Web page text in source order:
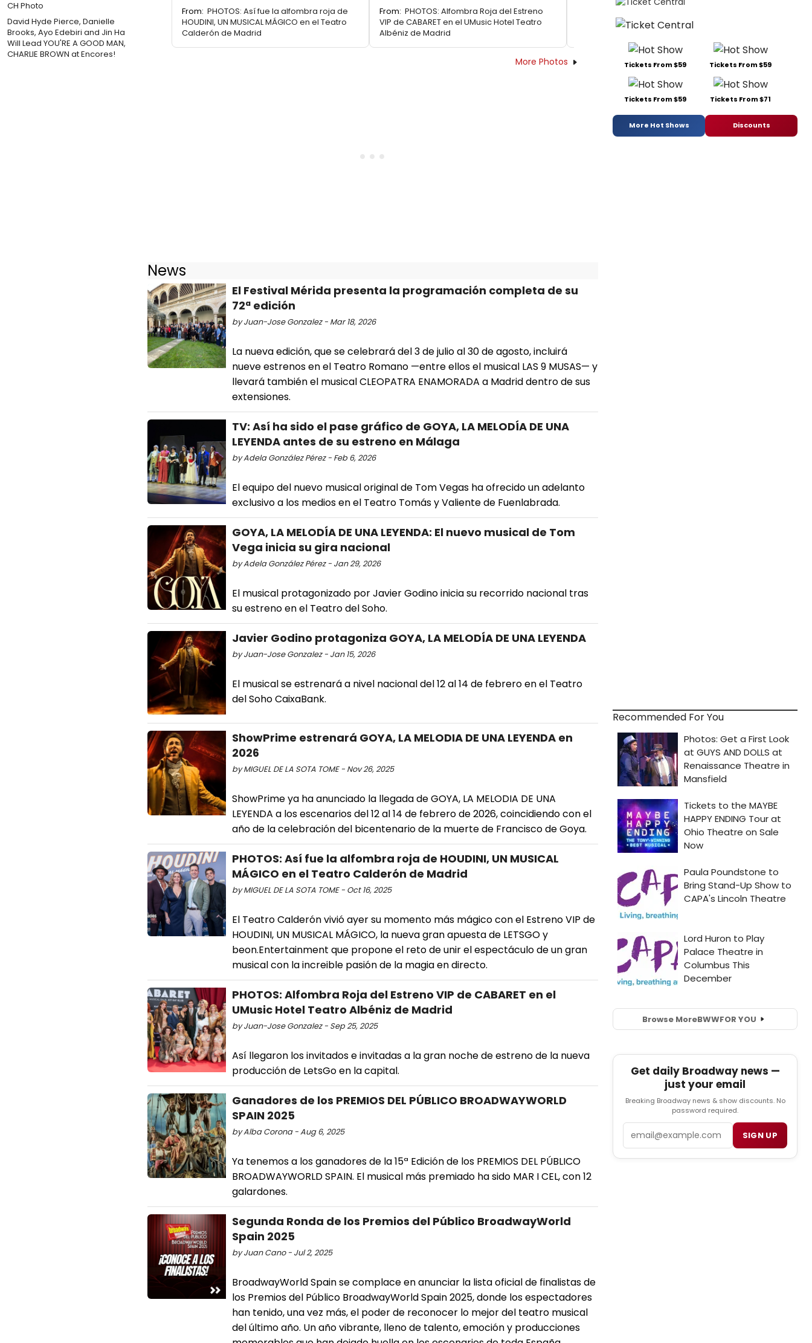
David Hyde Pierce, Danielle
Brooks, Ayo Edebiri and Jin Ha
Will Lead YOU'RE A GOOD MAN,
CHARLIE BROWN at Encores!
From: PHOTOS: Así fue la alfombra roja de
HOUDINI, UN MUSICAL MÁGICO en el Teatro
Calderón de Madrid
From: PHOTOS: Alfombra Roja del Estreno
VIP de CABARET en el UMusic Hotel Teatro
Albéniz de Madrid
More Photos
News
El Festival Mérida presenta la programación completa de su
72ª edición
by Juan-Jose Gonzalez - Mar 18, 2026
La nueva edición, que se celebrará del 3 de julio al 30 de agosto, incluirá
nueve estrenos en el Teatro Romano —entre ellos el musical LAS 9 MUSAS— y
llevará también el musical CLEOPATRA ENAMORADA a Madrid dentro de sus
extensiones.
TV: Así ha sido el pase gráfico de GOYA, LA MELODÍA DE UNA
LEYENDA antes de su estreno en Málaga
by Adela González Pérez - Feb 6, 2026
El equipo del nuevo musical original de Tom Vegas ha ofrecido un adelanto
exclusivo a los medios en el Teatro Tomás y Valiente de Fuenlabrada.
GOYA, LA MELODÍA DE UNA LEYENDA: El nuevo musical de Tom
Vega inicia su gira nacional
by Adela González Pérez - Jan 29, 2026
El musical protagonizado por Javier Godino inicia su recorrido nacional tras
su estreno en el Teatro del Soho.
Javier Godino protagoniza GOYA, LA MELODÍA DE UNA LEYENDA
by Juan-Jose Gonzalez - Jan 15, 2026
El musical se estrenará a nivel nacional del 12 al 14 de febrero en el Teatro
del Soho CaixaBank.
ShowPrime estrenará GOYA, LA MELODIA DE UNA LEYENDA en
2026
by MIGUEL DE LA SOTA TOME - Nov 26, 2025
ShowPrime ya ha anunciado la llegada de GOYA, LA MELODIA DE UNA
LEYENDA a los escenarios del 12 al 14 de febrero de 2026, coincidiendo con el
año de la celebración del bicentenario de la muerte de Francisco de Goya.
PHOTOS: Así fue la alfombra roja de HOUDINI, UN MUSICAL
MÁGICO en el Teatro Calderón de Madrid
by MIGUEL DE LA SOTA TOME - Oct 16, 2025
El Teatro Calderón vivió ayer su momento más mágico con el Estreno VIP de
HOUDINI, UN MUSICAL MÁGICO, la nueva gran apuesta de LETSGO y
beon.Entertainment que propone el reto de unir el espectáculo de un gran
musical con la increible pasión de la magia en directo.
PHOTOS: Alfombra Roja del Estreno VIP de CABARET en el
UMusic Hotel Teatro Albéniz de Madrid
by Juan-Jose Gonzalez - Sep 25, 2025
Así llegaron los invitados e invitadas a la gran noche de estreno de la nueva
producción de LetsGo en la capital.
Ganadores de los PREMIOS DEL PÚBLICO BROADWAYWORLD
SPAIN 2025
by Alba Corona - Aug 6, 2025
Ya tenemos a los ganadores de la 15ª Edición de los PREMIOS DEL PÚBLICO
BROADWAYWORLD SPAIN. El musical más premiado ha sido MAR I CEL, con 12
galardones.
Segunda Ronda de los Premios del Público BroadwayWorld
Spain 2025
by Juan Cano - Jul 2, 2025
BroadwayWorld Spain se complace en anunciar la lista oficial de finalistas de
los Premios del Público BroadwayWorld Spain 2025, donde los espectadores
han tenido, una vez más, el poder de reconocer lo mejor del teatro musical
del último año. Un año vibrante, lleno de talento, emoción y producciones
Tickets From $59 Tickets From $59
Tickets From $59 Tickets From $71
More Hot Shows Discounts
Recommended For You
Browse MoreBWWFOR YOU
Get daily Broadway news —
just your email
Breaking Broadway news & show discounts. No
password required.
SIGN UP